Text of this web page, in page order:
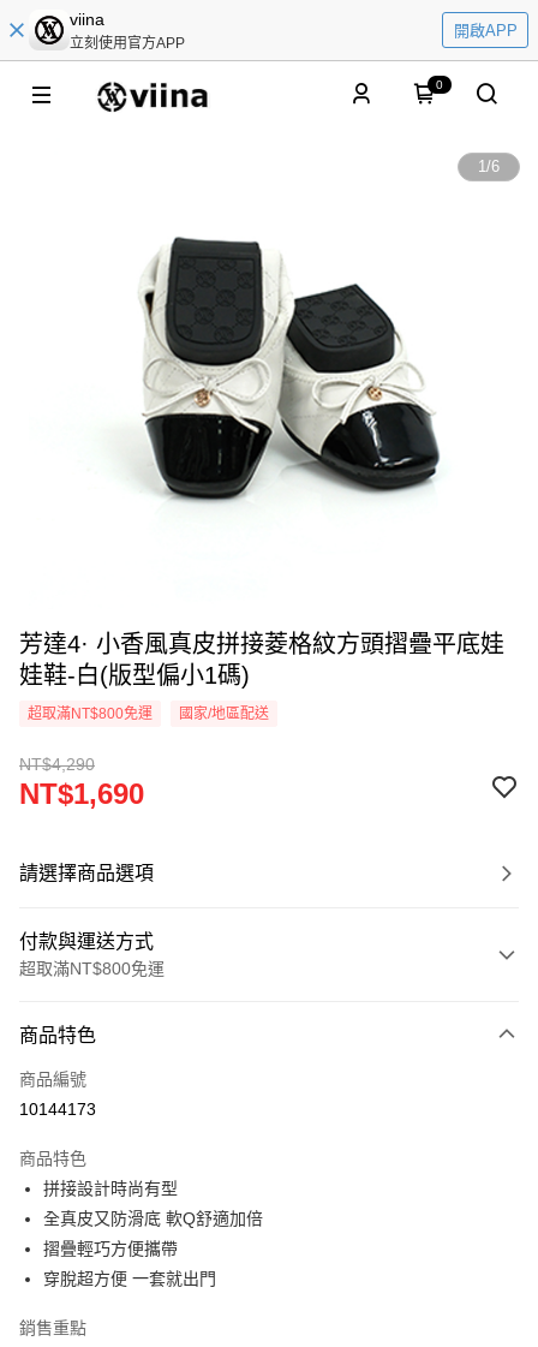
viina
立刻使用官方APP
開啟APP
0
1/6
芳達4· 小香風真皮拼接菱格紋方頭摺疊平底娃
娃鞋-白(版型偏小1碼)
超取滿NT$800免運 國家/地區配送
NT$4,290
NT$1,690
請選擇商品選項
付款與運送方式
超取滿NT$800免運
信用卡一次付款
超商取貨付款
Apple Pay
街口支付
悠遊付
Google Pay
商品特色
商品編號
10144173
商品特色
拼接設計時尚有型
全真皮又防滑底 軟Q舒適加倍
摺疊輕巧方便攜帶
穿脫超方便 一套就出門
銷售重點